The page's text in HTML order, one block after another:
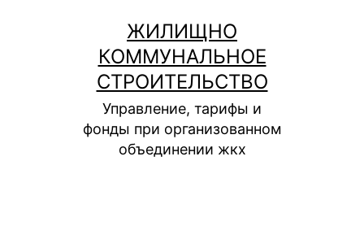
содержимому
ЖИЛИЩНО
КОММУНАЛЬНОЕ
СТРОИТЕЛЬСТВО
Управление, тарифы и
фонды при организованном
объединении жкх